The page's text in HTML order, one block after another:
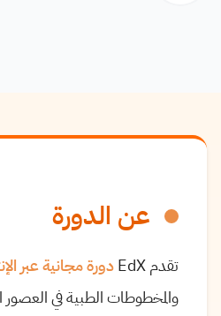
عن الدورة
تقدم EdX دورة مجانية عبر
والمخطوطات الطبية في